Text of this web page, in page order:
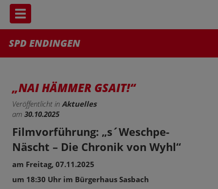
Toggle navigation
SPD ENDINGEN
„NAI HÄMMER GSAIT!“
Veröffentlicht in Aktuelles
am 30.10.2025
Filmvorführung: „s´Weschpe-
Näscht – Die Chronik von Wyhl“
am Freitag, 07.11.2025
um 18:30 Uhr im Bürgerhaus Sasbach